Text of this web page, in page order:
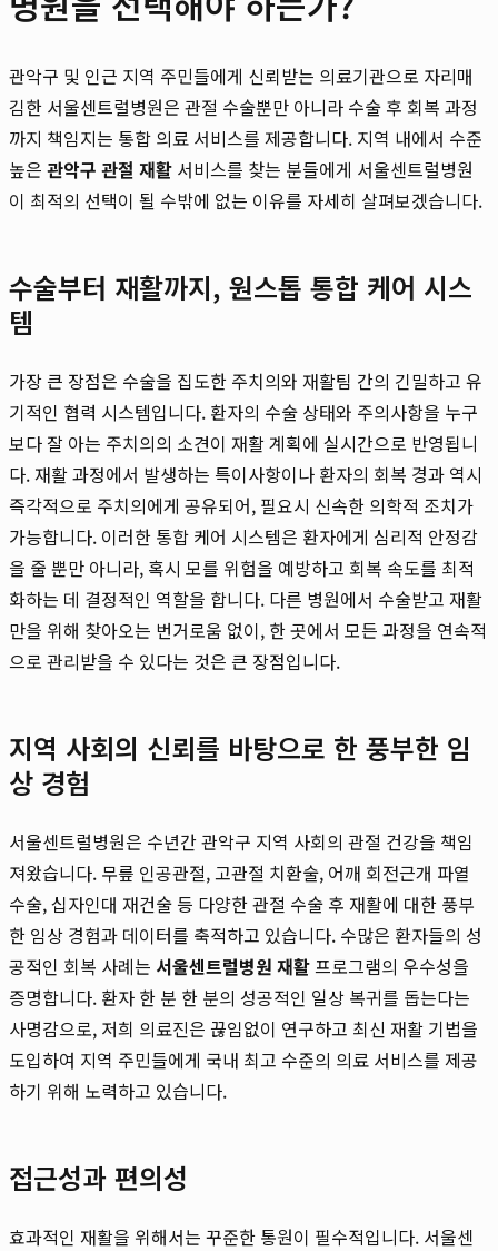
관악구 및 인근 지역 주민들에게 신뢰받는 의료기관으로 자리매
김한 서울센트럴병원은 관절 수술뿐만 아니라 수술 후 회복 과정
까지 책임지는 통합 의료 서비스를 제공합니다. 지역 내에서 수준
높은 관악구 관절 재활 서비스를 찾는 분들에게 서울센트럴병원
이 최적의 선택이 될 수밖에 없는 이유를 자세히 살펴보겠습니다.
수술부터 재활까지, 원스톱 통합 케어 시스
템
가장 큰 장점은 수술을 집도한 주치의와 재활팀 간의 긴밀하고 유
기적인 협력 시스템입니다. 환자의 수술 상태와 주의사항을 누구
보다 잘 아는 주치의의 소견이 재활 계획에 실시간으로 반영됩니
다. 재활 과정에서 발생하는 특이사항이나 환자의 회복 경과 역시
즉각적으로 주치의에게 공유되어, 필요시 신속한 의학적 조치가
가능합니다. 이러한 통합 케어 시스템은 환자에게 심리적 안정감
을 줄 뿐만 아니라, 혹시 모를 위험을 예방하고 회복 속도를 최적
화하는 데 결정적인 역할을 합니다. 다른 병원에서 수술받고 재활
만을 위해 찾아오는 번거로움 없이, 한 곳에서 모든 과정을 연속적
으로 관리받을 수 있다는 것은 큰 장점입니다.
지역 사회의 신뢰를 바탕으로 한 풍부한 임
상 경험
서울센트럴병원은 수년간 관악구 지역 사회의 관절 건강을 책임
져왔습니다. 무릎 인공관절, 고관절 치환술, 어깨 회전근개 파열
수술, 십자인대 재건술 등 다양한 관절 수술 후 재활에 대한 풍부
한 임상 경험과 데이터를 축적하고 있습니다. 수많은 환자들의 성
공적인 회복 사례는 서울센트럴병원 재활프로그램의 우수성을
증명합니다. 환자 한 분 한 분의 성공적인 일상 복귀를 돕는다는
사명감으로, 저희 의료진은 끊임없이 연구하고 최신 재활 기법을
도입하여 지역 주민들에게 국내 최고 수준의 의료 서비스를 제공
하기 위해 노력하고 있습니다.
접근성과 편의성
효과적인 재활을 위해서는 꾸준한 통원이 필수적입니다. 서울센